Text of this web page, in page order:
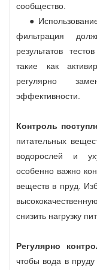
сообщество.
● Использование
фильтрация
результатов
такие как
регулярно
эффективности.
Контроль
питательных
водорослей и
особенно важно
веществ в пруд.
снизить нагрузку
Регулярно
чтобы вода в